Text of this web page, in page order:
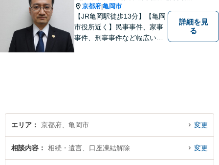
京都府|亀岡市
【JR亀岡駅徒歩13分】【亀岡
市役所近く】民事事件、家事
事件、刑事事件など幅広い分
詳細を見
る
エリア 京都府、亀岡市 変更
相談内容 相続・遺言、口座凍結解除 変更